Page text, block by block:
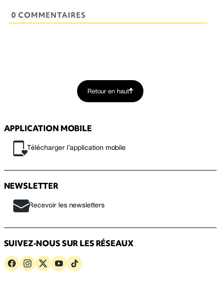
0 COMMENTAIRES
Retour en haut
APPLICATION MOBILE
Télécharger l’application mobile
NEWSLETTER
Recevoir les newsletters
SUIVEZ-NOUS SUR LES RÉSEAUX